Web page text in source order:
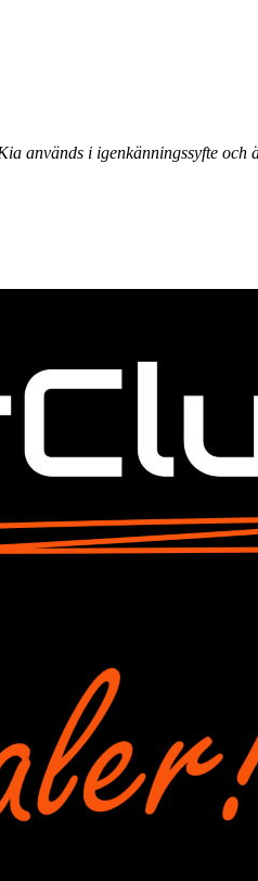
används i igenkänningssyfte